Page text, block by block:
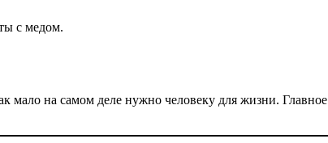
с медом.
мало на самом деле нужно человеку для жизни.